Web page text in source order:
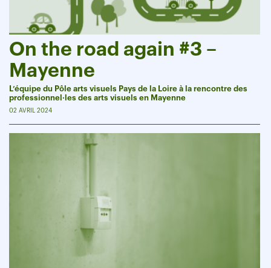
On the road again #3 –
Mayenne
L’équipe du Pôle arts visuels Pays de la Loire à la rencontre des
professionnel·les des arts visuels en Mayenne
02 AVRIL 2024